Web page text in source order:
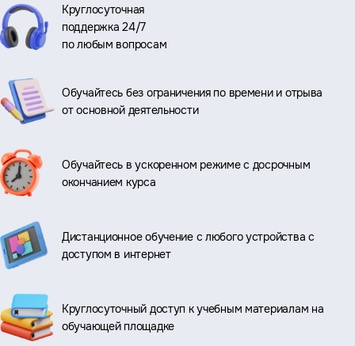
Круглосуточная
поддержка 24/7
по любым вопросам
Обучайтесь без ограничения по времени и отрыва
от основной деятельности
Обучайтесь в ускоренном режиме с досрочным
окончанием курса
Дистанционное обучение с любого устройства с
доступом в интернет
Круглосуточный доступ к учебным материалам на
обучающей площадке